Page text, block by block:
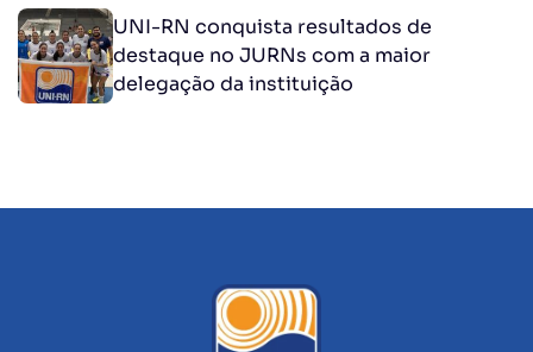
UNI-RN conquista resultados de
destaque no JURNs com a maior
delegação da instituição